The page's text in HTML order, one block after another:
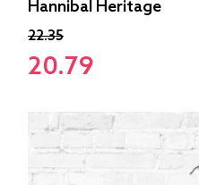
Hannibal Heritage
22.35
20.79